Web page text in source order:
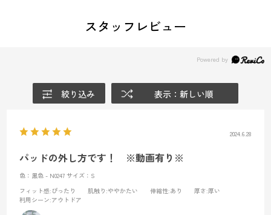
スタッフレビュー
絞り込み 表示：新しい順
2024.6.28
パッドの外し方です！ ※動画有り※
色：黑色 - N0247 サイズ：S
フィット感:ぴったり 肌触り :ややかたい 伸縮性:あり 厚さ:厚い
利用シーン:アウトドア